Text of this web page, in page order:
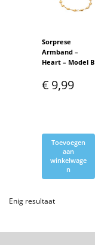
Sorprese
Armband –
Heart – Model B
€ 9,99
Toevoegen
aan
winkelwage
n
Enig resultaat